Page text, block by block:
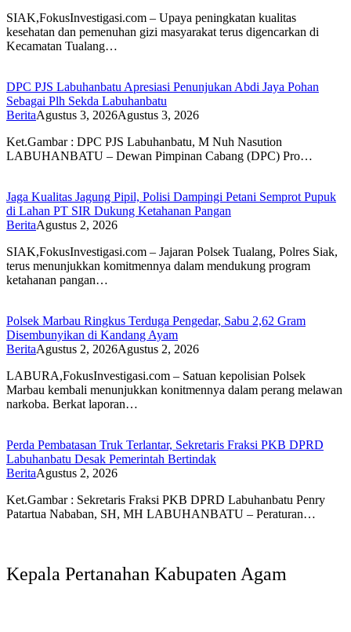
SIAK,FokusInvestigasi.com – Upaya peningkatan kualitas
kesehatan dan pemenuhan gizi masyarakat terus digencarkan di
Kecamatan Tualang…
DPC PJS Labuhanbatu Apresiasi Penunjukan Abdi Jaya Pohan
Sebagai Plh Sekda Labuhanbatu
BeritaAgustus 3, 2026Agustus 3, 2026
Ket.Gambar : DPC PJS Labuhanbatu, M Nuh Nasution
LABUHANBATU – Dewan Pimpinan Cabang (DPC) Pro…
Jaga Kualitas Jagung Pipil, Polisi Dampingi Petani Semprot Pupuk
di Lahan PT SIR Dukung Ketahanan Pangan
BeritaAgustus 2, 2026
SIAK,FokusInvestigasi.com – Jajaran Polsek Tualang, Polres Siak,
terus menunjukkan komitmennya dalam mendukung program
ketahanan pangan…
Polsek Marbau Ringkus Terduga Pengedar, Sabu 2,62 Gram
Disembunyikan di Kandang Ayam
BeritaAgustus 2, 2026Agustus 2, 2026
LABURA,FokusInvestigasi.com – Satuan kepolisian Polsek
Marbau kembali menunjukkan konitmennya dalam perang melawan
narkoba. Berkat laporan…
Perda Pembatasan Truk Terlantar, Sekretaris Fraksi PKB DPRD
Labuhanbatu Desak Pemerintah Bertindak
BeritaAgustus 2, 2026
Ket.Gambar : Sekretaris Fraksi PKB DPRD Labuhanbatu Penry
Patartua Nababan, SH, MH LABUHANBATU – Peraturan…
Kepala Pertanahan Kabupaten Agam